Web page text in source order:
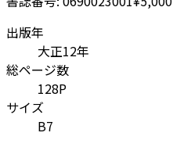
出版年
大正12年
総ページ数
128P
サイズ
B7